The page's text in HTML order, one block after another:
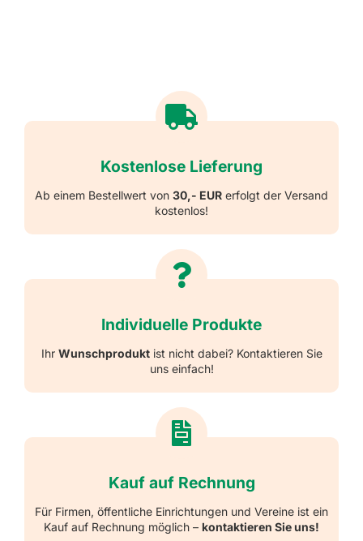
Kostenlose Lieferung
Ab einem Bestellwert von 30,- EUR erfolgt der Versand
kostenlos!
Individuelle Produkte
Ihr Wunschproduktist nicht dabei? Kontaktieren Sie
uns einfach!
Kauf auf Rechnung
Für Firmen, öffentliche Einrichtungen und Vereine ist ein
Kauf auf Rechnung möglich – kontaktieren Sie uns!